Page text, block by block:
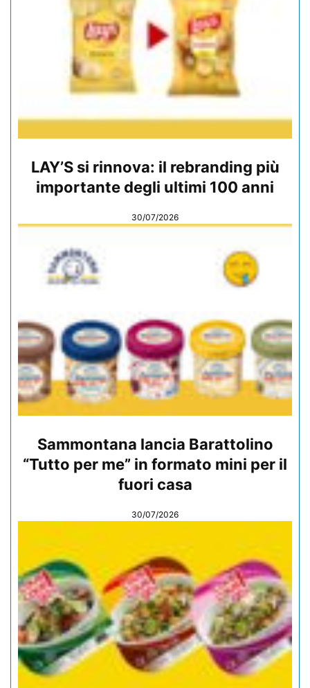
LAY’S si rinnova: il rebranding più
importante degli ultimi 100 anni
30/07/2026
Sammontana lancia Barattolino
“Tutto per me” in formato mini per il
fuori casa
30/07/2026